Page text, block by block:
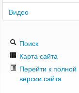
Видео
Поиск
Карта сайта
Перейти к полной
версии сайта